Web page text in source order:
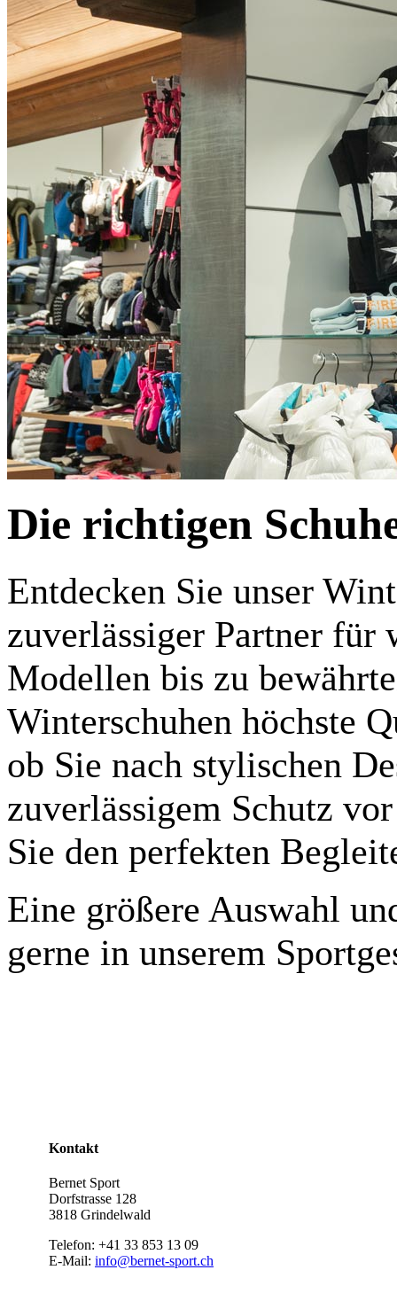
Die richtigen
Entdecken Sie unser
zuverlässiger Partner für
Modellen bis zu
Winterschuhen höchste
ob Sie nach stylischen
zuverlässigem Schutz
Sie den perfekten
Eine größere Auswahl
gerne in unserem
Kontakt
Bernet Sport
Dorfstrasse 128
3818 Grindelwald
Telefon: +41 33 853 13 09
E-Mail: info@bernet-sport.ch